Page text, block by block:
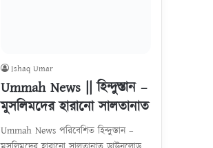
Ishaq Umar
Ummah News || হিন্দুস্তান –
মুসলিমদের হারানো সালতানাত
Ummah News পরিবেশিত হিন্দুস্তান –